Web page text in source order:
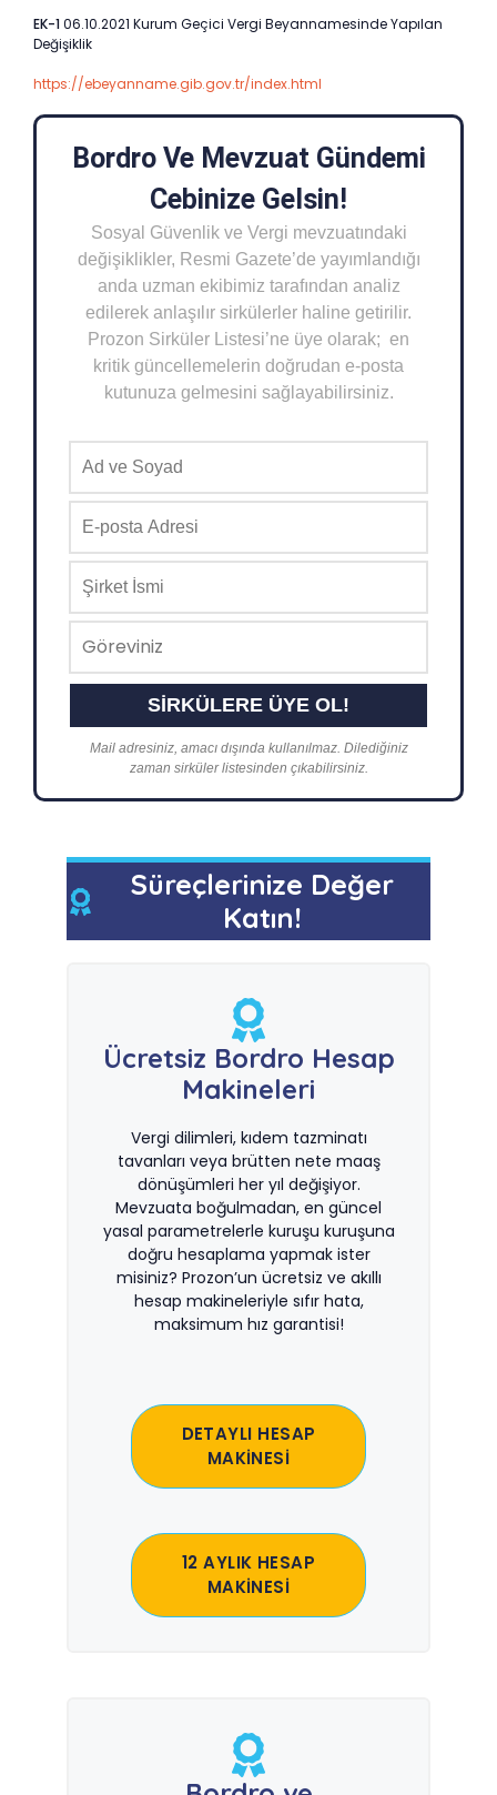
EK-106.10.2021 Kurum Geçici Vergi Beyannamesinde Yapılan
Değişiklik
https://ebeyanname.gib.gov.tr/index.html
Bordro Ve Mevzuat Gündemi
Cebinize Gelsin!
Sosyal Güvenlik ve Vergi mevzuatındaki
değişiklikler, Resmi Gazete’de yayımlandığı
anda uzman ekibimiz tarafından analiz
edilerek anlaşılır sirkülerler haline getirilir.
Prozon Sirküler Listesi’ne üye olarak; en
kritik güncellemelerin doğrudan e-posta
kutunuza gelmesini sağlayabilirsiniz.
Mail adresiniz, amacı dışında kullanılmaz. Dilediğiniz
zaman sirküler listesinden çıkabilirsiniz.
Süreçlerinize Değer
Katın!
Ücretsiz Bordro Hesap
Makineleri
Vergi dilimleri, kıdem tazminatı
tavanları veya brütten nete maaş
dönüşümleri her yıl değişiyor.
Mevzuata boğulmadan, en güncel
yasal parametrelerle kuruşu kuruşuna
doğru hesaplama yapmak ister
misiniz? Prozon’un ücretsiz ve akıllı
hesap makineleriyle sıfır hata,
maksimum hız garantisi!
DETAYLI HESAP
MAKİNESİ
12 AYLIK HESAP
MAKİNESİ